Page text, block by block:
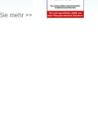
mehr >>